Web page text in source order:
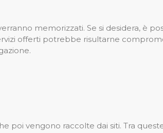
memorizzati. Se si desidera, è
offerti potrebbe risultarne
poi vengono raccolte dai siti. Tra